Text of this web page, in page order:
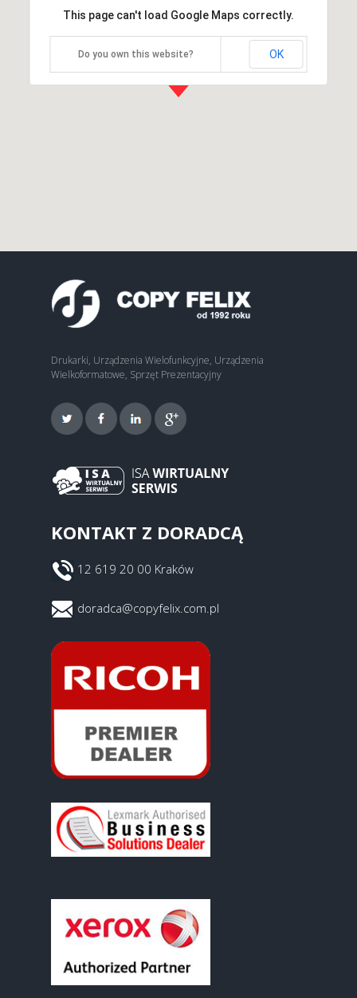
This page can't load Google Maps correctly.
Do you own this website? OK
Drukarki, Urządzenia Wielofunkcyjne, Urządzenia
Wielkoformatowe, Sprzęt Prezentacyjny
KONTAKT Z DORADCĄ
12 619 20 00 Kraków
doradca@copyfelix.com.pl